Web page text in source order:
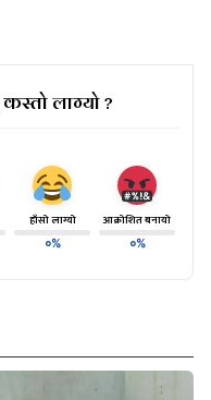
लाग्यो ?
हाँसो लाग्यो
०%
आक्रोशित बनायो
०%